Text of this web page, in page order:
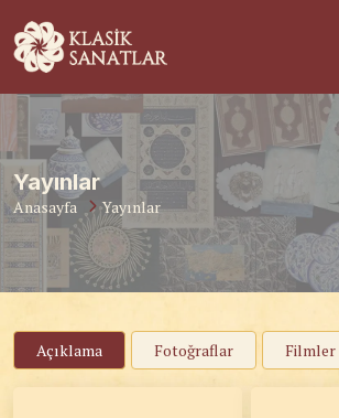
Yayınlar
Anasayfa Yayınlar
Açıklama Fotoğraflar Filmler